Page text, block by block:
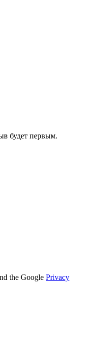
будет первым.
the Google Privacy